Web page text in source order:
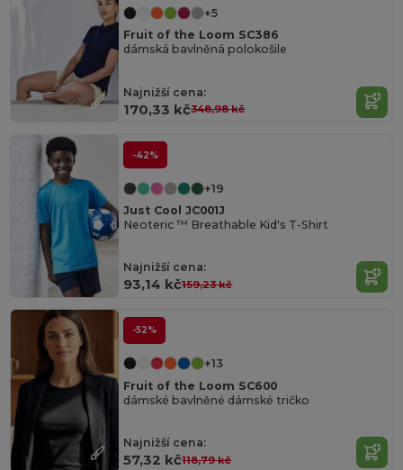
+5
Fruit of the Loom SC386
dámská bavlněná polokošile
Najnižší cena:
170,33 kč348,98 kč
-42%
+19
Just Cool JC001J
Neoteric ™ Breathable Kid's T-Shirt
Najnižší cena:
93,14 kč159,23 kč
-52%
+13
Fruit of the Loom SC600
dámské bavlněné dámské tričko
Najnižší cena:
57,32 kč118,79 kč